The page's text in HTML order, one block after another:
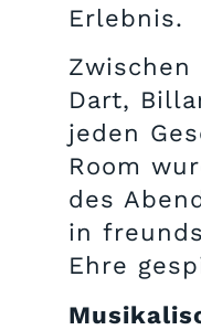
Erlebnis.
Dart,
jeden
Room
des
in
Ehre